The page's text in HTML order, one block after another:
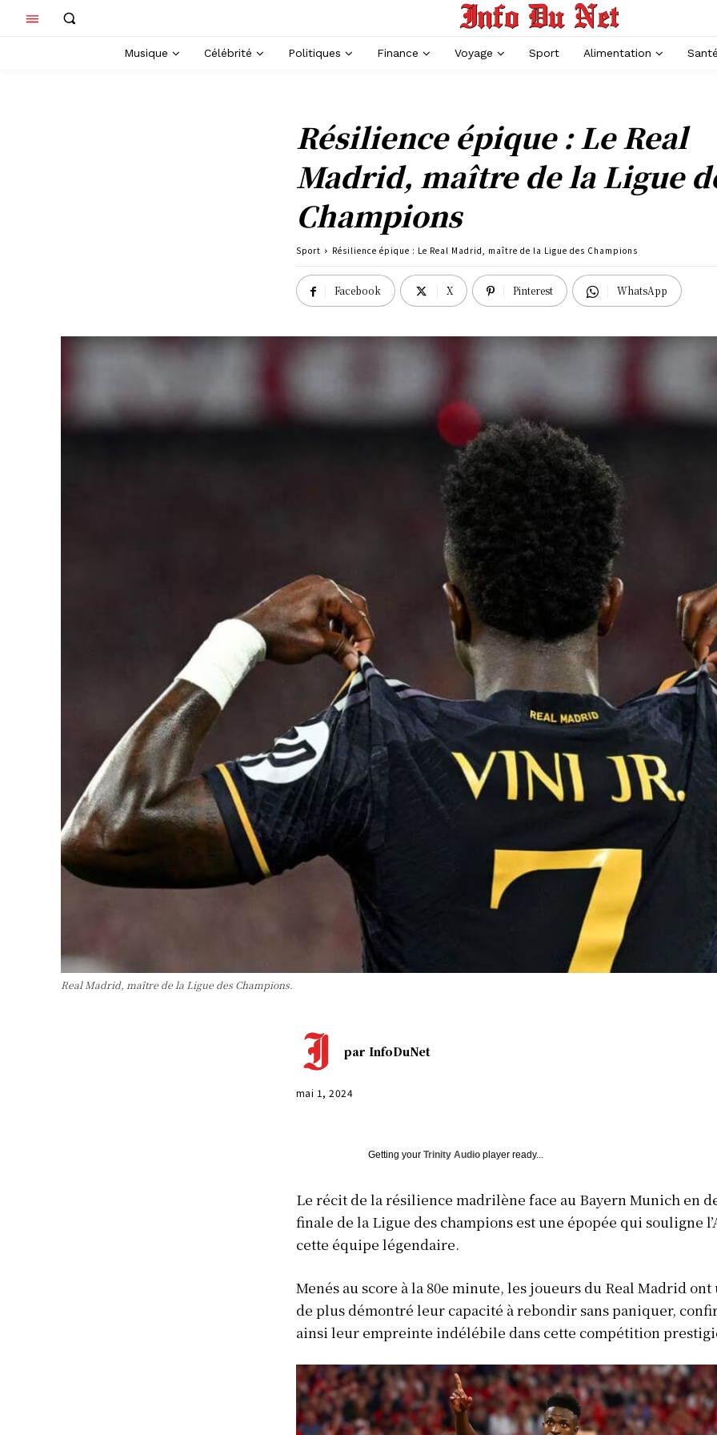
Musique Célébrité Politiques Finance Voyage Sport Alimentation
Résilience épique : Le Real
Madrid, maître de la Ligue
Champions
Sport Résilience épique : Le Real Madrid, maître de la Ligue des Champions
Facebook X Pinterest WhatsApp
Real Madrid, maître de la Ligue des Champions.
par InfoDuNet
mai 1, 2024
Getting your Trinity Audioplayer ready...
Le récit de la résilience madrilène face au Bayern Munich en
finale de la Ligue des champions est une épopée qui souligne
cette équipe légendaire.
Menés au score à la 80e minute, les joueurs du Real Madrid ont
de plus démontré leur capacité à rebondir sans paniquer,
ainsi leur empreinte indélébile dans cette compétition